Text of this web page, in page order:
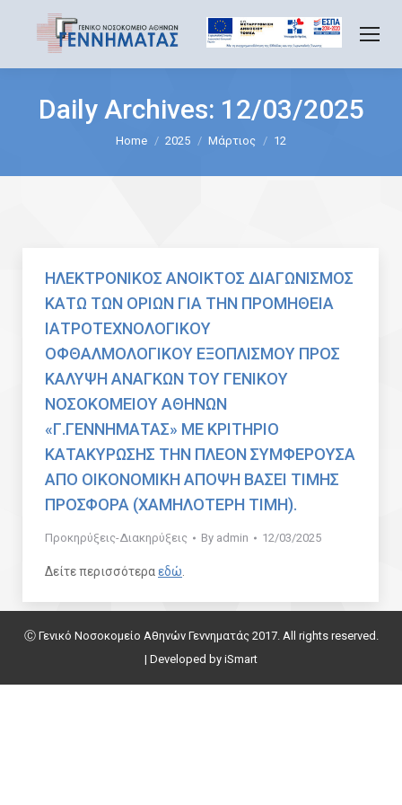
Daily Archives: 12/03/2025
Home 2025 Μάρτιος 12
ΗΛΕΚΤΡΟΝΙΚΟΣ ΑΝΟΙΚΤΟΣ ΔΙΑΓΩΝΙΣΜΟΣ
ΚΑΤΩ ΤΩΝ ΟΡΙΩΝ ΓΙΑ ΤΗΝ ΠΡΟΜΗΘΕΙΑ
ΙΑΤΡΟΤΕΧΝΟΛΟΓΙΚΟΥ
ΟΦΘΑΛΜΟΛΟΓΙΚΟΥ ΕΞΟΠΛΙΣΜΟΥ ΠΡΟΣ
ΚΑΛΥΨΗ ΑΝΑΓΚΩΝ ΤΟΥ ΓΕΝΙΚΟΥ
ΝΟΣΟΚΟΜΕΙΟΥ ΑΘΗΝΩΝ
«Γ.ΓΕΝΝΗΜΑΤΑΣ» ΜΕ ΚΡΙΤΗΡΙΟ
ΚΑΤΑΚΥΡΩΣΗΣ ΤΗΝ ΠΛΕΟΝ ΣΥΜΦΕΡΟΥΣΑ
ΑΠΟ ΟΙΚΟΝΟΜΙΚΗ ΑΠΟΨΗ ΒΑΣΕΙ ΤΙΜΗΣ
ΠΡΟΣΦΟΡΑ (ΧΑΜΗΛΟΤΕΡΗ ΤΙΜΗ).
Προκηρύξεις-Διακηρύξεις By admin 12/03/2025
Δείτε περισσότεραεδώ
Ⓒ Γενικό Νοσοκομείο Αθηνών Γεννηματάς 2017. All rights reserved.
| Developed by iSmart